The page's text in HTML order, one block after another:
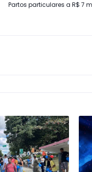
Partos particulares a R$ 7